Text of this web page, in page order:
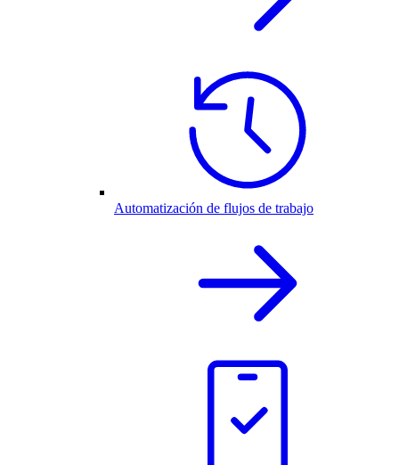
Automatización de flujos de trabajo